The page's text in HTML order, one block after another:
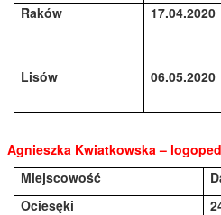
Raków
17.04.2020
Lisów
06.05.2020
Agnieszka Kwiatkowska –
Miejscowość
Ociesęki